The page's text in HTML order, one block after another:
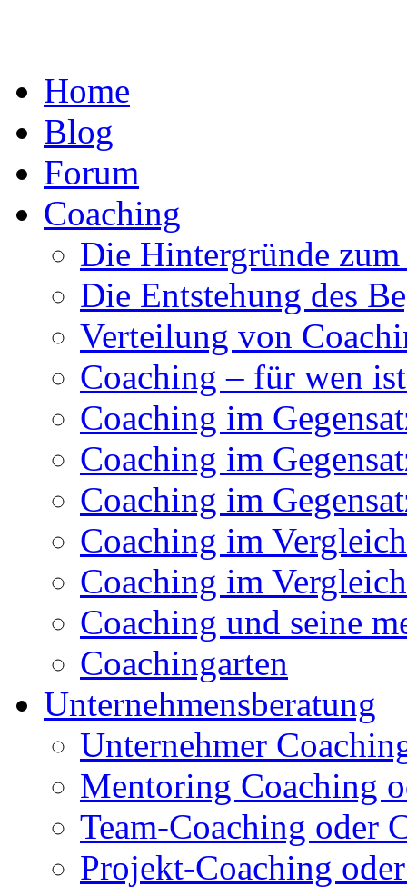
Home
Blog
Forum
Coaching
Die Hintergründe
Die Entstehung des
Verteilung von
Coaching – für wen
Coaching im
Coaching im
Coaching im
Coaching im
Coaching im
Coaching und seine
Coachingarten
Unternehmensberatung
Unternehmer
Mentoring Coaching
Team-Coaching oder
Projekt-Coaching